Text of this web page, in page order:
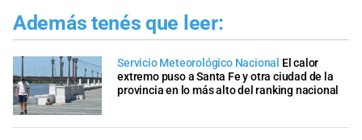
Además tenés que leer:
Servicio Meteorológico Nacional El calor
extremo puso a Santa Fe y otra ciudad de la
provincia en lo más alto del ranking nacional